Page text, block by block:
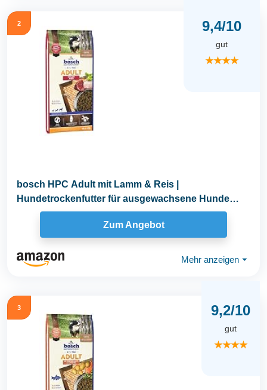
2 9,4/10
gut
★★★★
bosch HPC Adult mit Lamm & Reis |
Hundetrockenfutter für ausgewachsene Hunde
aller Rassen | 1 x...
Zum Angebot
Mehr anzeigen ⏷
3 9,2/10
gut
★★★★